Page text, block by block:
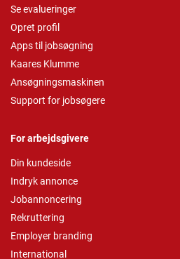
Se evalueringer
Opret profil
Apps til jobsøgning
Kaares Klumme
Ansøgningsmaskinen
Support for jobsøgere
For arbejdsgivere
Din kundeside
Indryk annonce
Jobannoncering
Rekruttering
Employer branding
International